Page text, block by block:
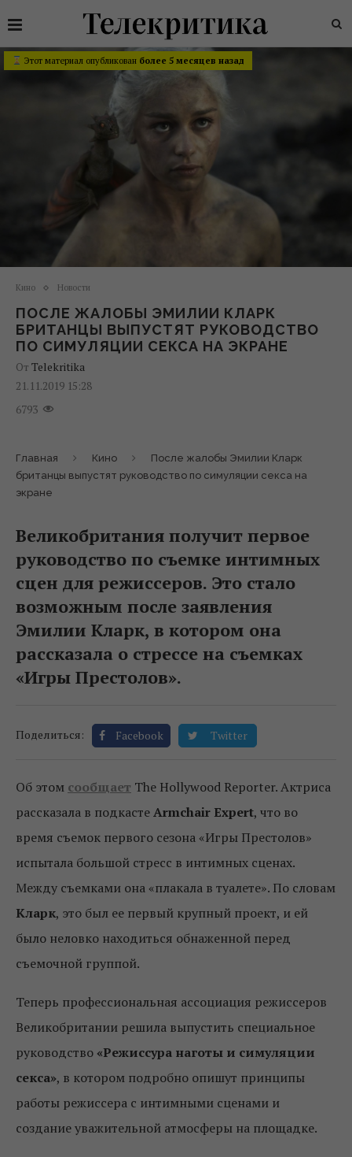
Этот материал опубликован более 5 месяцев назад
Кино Новости
ПОСЛЕ ЖАЛОБЫ ЭМИЛИИ КЛАРК
БРИТАНЦЫ ВЫПУСТЯТ РУКОВОДСТВО
ПО СИМУЛЯЦИИ СЕКСА НА ЭКРАНЕ
От Telekritika
21.11.2019 15:28
6793
Главная Кино
После жалобы Эмилии Кларк
британцы выпустят руководство по симуляции секса на
экране
Великобритания получит первое
руководство по съемке интимных
сцен для режиссеров. Это стало
возможным после заявления
Эмилии Кларк, в котором она
рассказала о стрессе на съемках
«Игры Престолов».
Поделиться: Facebook Twitter
Об этом сообщает The Hollywood Reporter. Актриса
рассказала в подкастеArmchair Expert, что во
время съемок первого сезона «Игры Престолов»
испытала большой стресс в интимных сценах.
Между съемками она «плакала в туалете». По словам
Кларк, это был ее первый крупный проект, и ей
было неловко находиться обнаженной перед
съемочной группой.
Теперь профессиональная ассоциация режиссеров
Великобритании решила выпустить специальное
руководство «Режиссура наготы и симуляции
секса», в котором подробно опишут принципы
работы режиссера с интимными сценами и
создание уважительной атмосферы на площадке.